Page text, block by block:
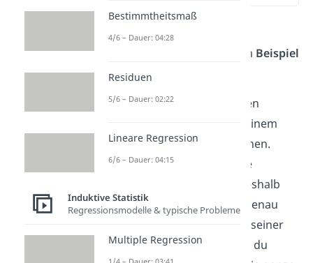
Am einfachsten lässt sich die
Regressionsanalyse
an einem Beispiel
erklären:
Stell dir vor, du möchtest einen
Freund zum Geburtstag mit einem
neuen Paar Schuhe überraschen.
Leider kennst du jedoch seine
nicht und bist deshalb
unsicher, welche Schuhe du genau
kaufen sollst. Ihn direkt nach seiner
Schuhgröße fragen möchtest du
Bestimmtheitsmaß
4/6 – Dauer: 04:28
Residuen
5/6 – Dauer: 02:22
Lineare Regression
6/6 – Dauer: 04:15
Induktive Statistik
Regressionsmodelle & typische Probleme
Multiple Regression